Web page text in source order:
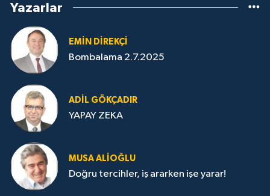
Yazarlar
EMIN DIREKÇI
Bombalama 2.7.2025
ADIL GÖKÇADIR
YAPAY ZEKA
MUSA ALIOĞLU
Doğru tercihler, iş ararken işe yarar!